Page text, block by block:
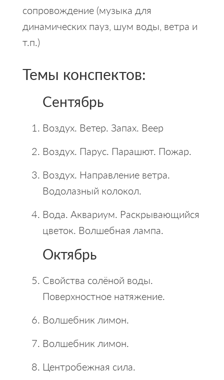
сопровождение (музыка для
динамических пауз, шум воды, ветра и
т.п.)
Темы конспектов:
Сентябрь
Воздух. Ветер. Запах. Веер
Воздух. Парус. Парашют. Пожар.
Воздух. Направление ветра.
Водолазный колокол.
Вода. Аквариум. Раскрывающийся
цветок. Волшебная лампа.
Октябрь
Свойства солёной воды.
Поверхностное натяжение.
Волшебник лимон.
Волшебник лимон.
Центробежная сила.